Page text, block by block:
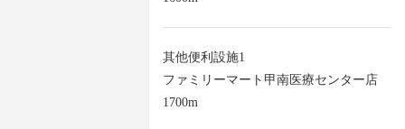
其他便利設施1
ファミリーマート甲南医療センター店
1700m